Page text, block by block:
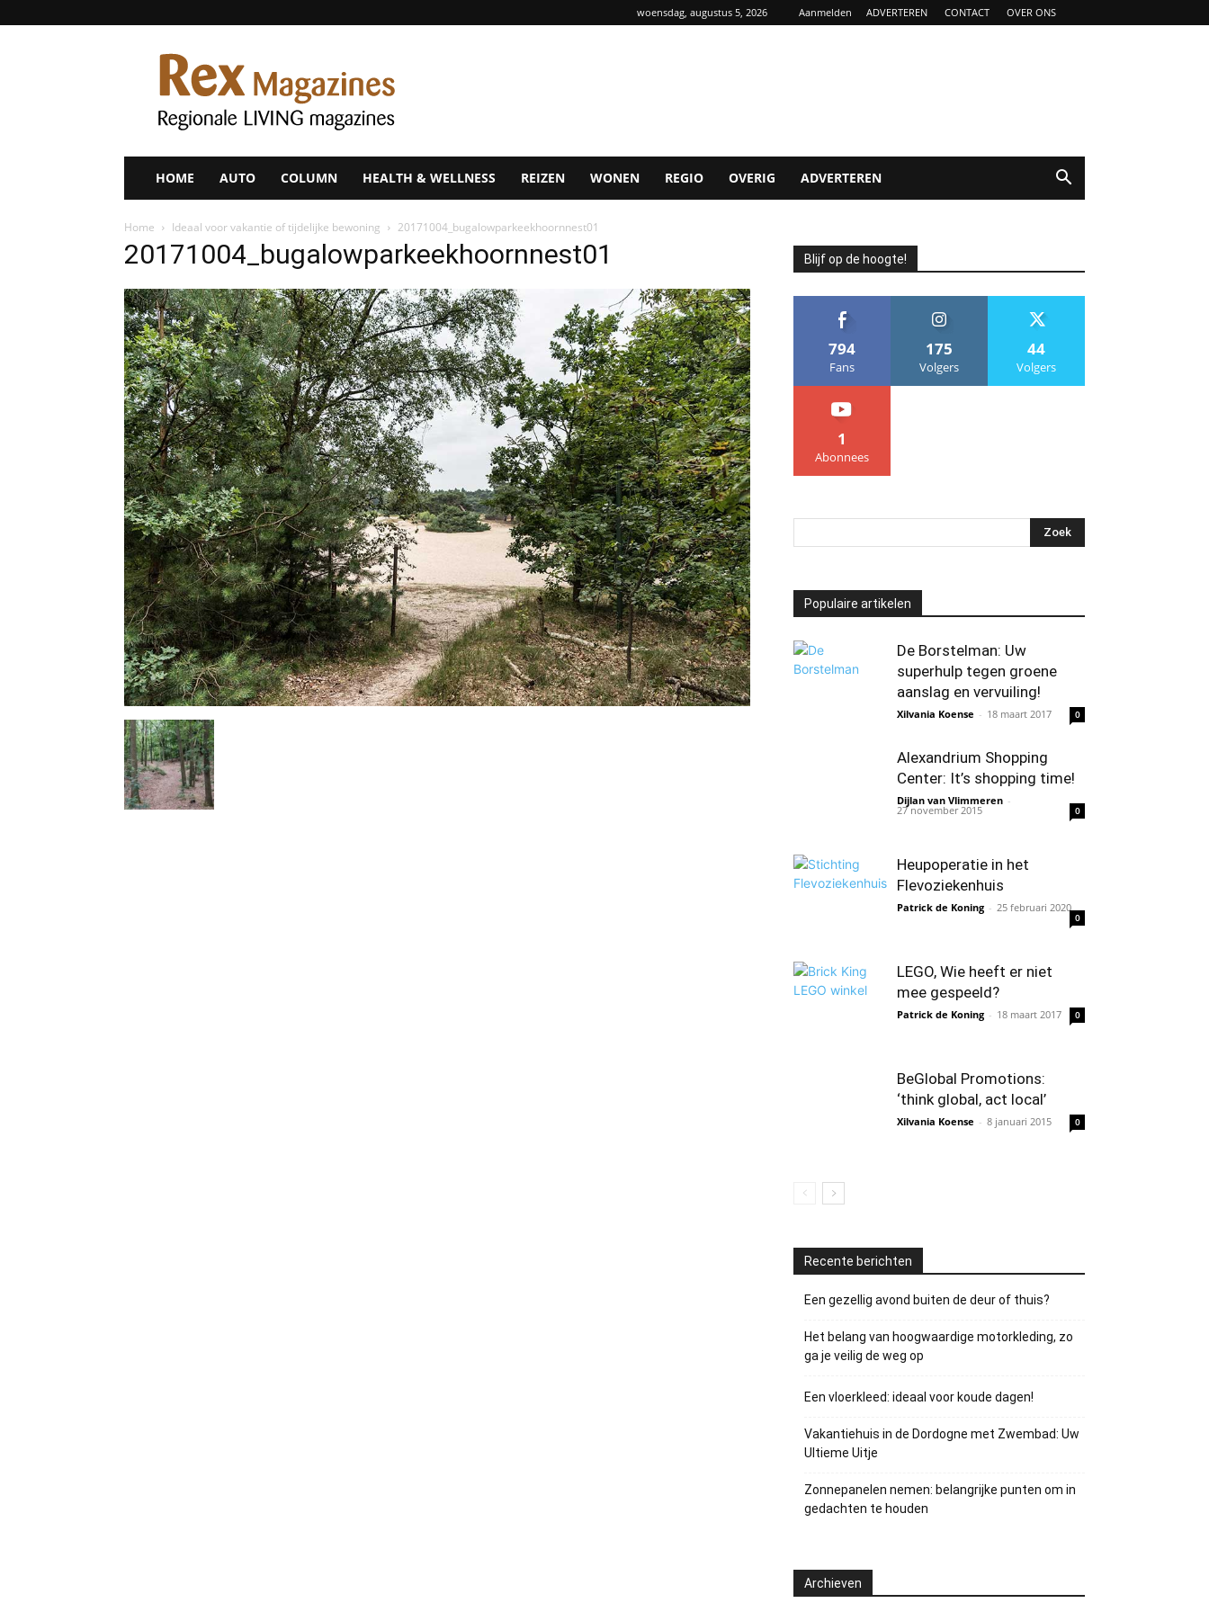
woensdag, augustus 5, 2026 Aanmelden ADVERTEREN CONTACT OVER ONS
Rex
Magazines
HOME AUTO COLUMN HEALTH & WELLNESS REIZEN WONEN REGIO OVERIG ADVERTEREN
Home Ideaal voor vakantie of tijdelijke bewoning 20171004_bugalowparkeekhoornnest01
20171004_bugalowparkeekhoornnest01 Blijf op de hoogte!
794
Fans
175
Volgers
44
Volgers
1
Abonnees
Populaire artikelen
De Borstelman: Uw
superhulp tegen groene
aanslag en vervuiling!
Xilvania Koense - 18 maart 2017 0
Alexandrium Shopping
Center: It’s shopping time!
Dijlan van Vlimmeren -
27 november 2015 0
Heupoperatie in het
Flevoziekenhuis
Patrick de Koning - 25 februari 2020
0
LEGO, Wie heeft er niet
mee gespeeld?
Patrick de Koning - 18 maart 2017 0
BeGlobal Promotions:
‘think global, act local’
Xilvania Koense - 8 januari 2015 0
Recente berichten
Een gezellig avond buiten de deur of thuis?
Het belang van hoogwaardige motorkleding, zo
ga je veilig de weg op
Een vloerkleed: ideaal voor koude dagen!
Vakantiehuis in de Dordogne met Zwembad: Uw
Ultieme Uitje
Zonnepanelen nemen: belangrijke punten om in
gedachten te houden
Archieven